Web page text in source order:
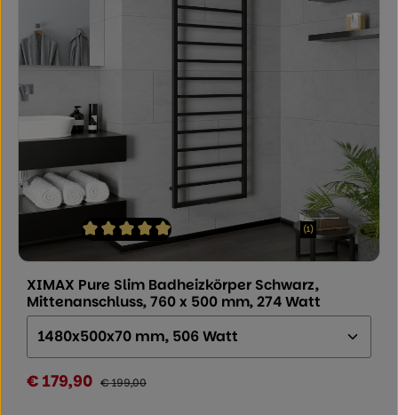
Durchschnittliche Bewertung von 5 von 5 Sternen
(1)
XIMAX Pure Slim Badheizkörper Schwarz,
Mittenanschluss, 760 x 500 mm, 274 Watt
Größe (Höhe x Breite x Tiefe):
Verkaufspreis:
€ 179,90 Regulärer Preis:
€ 199,00